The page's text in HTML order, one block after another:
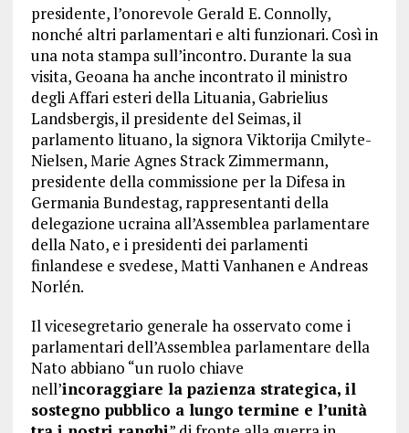
presidente, l’onorevole Gerald E. Connolly,
nonché altri parlamentari e alti funzionari. Così in
una nota stampa sull’incontro. Durante la sua
visita, Geoana ha anche incontrato il ministro
degli Affari esteri della Lituania, Gabrielius
Landsbergis, il presidente del Seimas, il
parlamento lituano, la signora Viktorija Cmilyte-
Nielsen, Marie Agnes Strack Zimmermann,
presidente della commissione per la Difesa in
Germania Bundestag, rappresentanti della
delegazione ucraina all’Assemblea parlamentare
della Nato, e i presidenti dei parlamenti
finlandese e svedese, Matti Vanhanen e Andreas
Norlén.
Il vicesegretario generale ha osservato come i
parlamentari dell’Assemblea parlamentare della
Nato abbiano “un ruolo chiave
nell’incoraggiare la pazienza strategica, il
sostegno pubblico a lungo termine e l’unità